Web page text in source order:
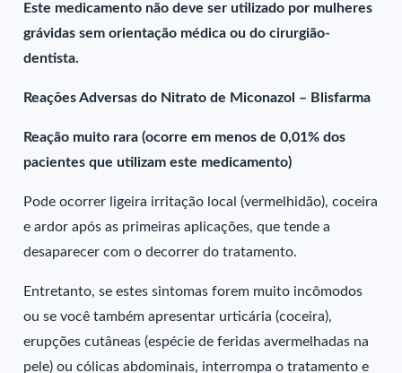
Este medicamento não deve ser utilizado por mulheres
grávidas sem orientação médica ou do cirurgião-
dentista.
Reações Adversas do Nitrato de Miconazol – Blisfarma
Reação muito rara (ocorre em menos de 0,01% dos
pacientes que utilizam este medicamento)
Pode ocorrer ligeira irritação local (vermelhidão), coceira
e ardor após as primeiras aplicações, que tende a
desaparecer com o decorrer do tratamento.
Entretanto, se estes sintomas forem muito incômodos
ou se você também apresentar urticária (coceira),
erupções cutâneas (espécie de feridas avermelhadas na
pele) ou cólicas abdominais, interrompa o tratamento e